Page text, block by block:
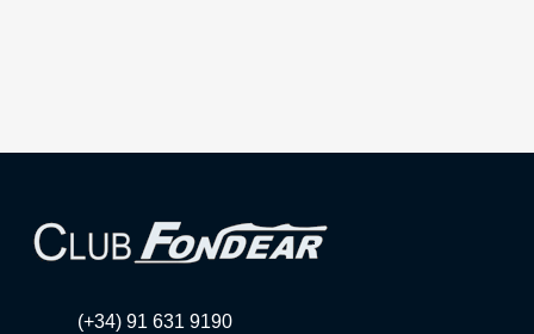
(+34) 91 631 9190